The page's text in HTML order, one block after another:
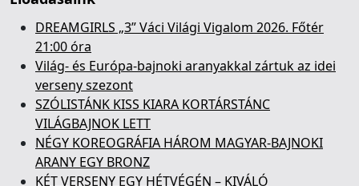
DREAMGIRLS „3” Váci Világi Vigalom 2026. Főtér
21:00 óra
Világ- és Európa-bajnoki aranyakkal zártuk az idei
verseny szezont
SZÓLISTÁNK KISS KIARA KORTÁRSTÁNC
VILÁGBAJNOK LETT
NÉGY KOREOGRÁFIA HÁROM MAGYAR-BAJNOKI
ARANY EGY BRONZ
KÉT VERSENY EGY HÉTVÉGÉN – KIVÁLÓ